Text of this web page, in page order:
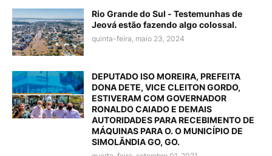
Rio Grande do Sul - Testemunhas de
Jeová estão fazendo algo colossal.
quinta-feira, maio 23, 2024
DEPUTADO ISO MOREIRA, PREFEITA
DONA DETE, VICE CLEITON GORDO,
ESTIVERAM COM GOVERNADOR
RONALDO CAIADO E DEMAIS
AUTORIDADES PARA RECEBIMENTO DE
MÁQUINAS PARA O. O MUNICÍPIO DE
SIMOLÃNDIA GO, GO.